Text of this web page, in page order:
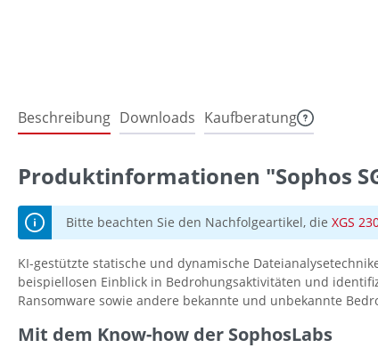
Beschreibung Downloads Kaufberatung
Produktinformationen "Sophos
Bitte beachten Sie den Nachfolgeartikel, die XGS
KI-gestützte statische und dynamische
beispiellosen Einblick in Bedrohungsaktivitäten und
Ransomware sowie andere bekannte und unbekannte
Mit dem Know-how der SophosLabs